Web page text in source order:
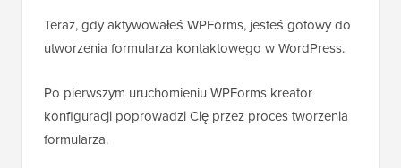
Teraz, gdy aktywowałeś WPForms, jesteś gotowy do
utworzenia formularza kontaktowego w WordPress.
Po pierwszym uruchomieniu WPForms kreator
konfiguracji poprowadzi Cię przez proces tworzenia
formularza.